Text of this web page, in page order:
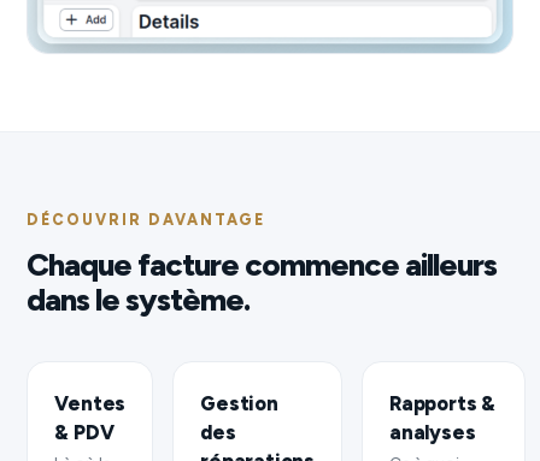
DÉCOUVRIR DAVANTAGE
Chaque facture commence ailleurs
dans le système.
Ventes
& PDV
Gestion
des
Rapports &
analyses